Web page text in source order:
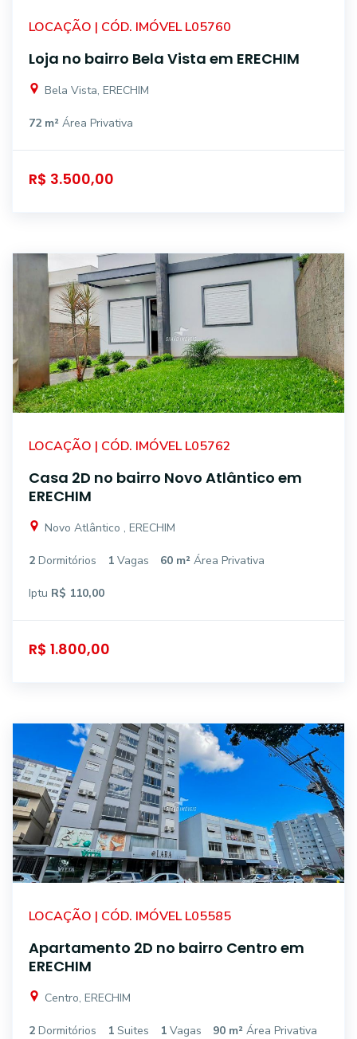
LOCAÇÃO | CÓD. IMÓVEL L05760
Loja no bairro Bela Vista em ERECHIM
Bela Vista, ERECHIM
72 m² Área Privativa
R$ 3.500,00
LOCAÇÃO | CÓD. IMÓVEL L05762
Casa 2D no bairro Novo Atlântico em
ERECHIM
Novo Atlântico , ERECHIM
2 Dormitórios 1 Vagas 60 m² Área Privativa
Iptu R$ 110,00
R$ 1.800,00
LOCAÇÃO | CÓD. IMÓVEL L05585
Apartamento 2D no bairro Centro em
ERECHIM
Centro, ERECHIM
2 Dormitórios 1 Suites 1 Vagas 90 m² Área Privativa